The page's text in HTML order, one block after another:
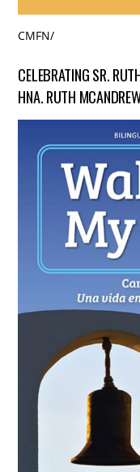
CMFN/
CELEBRATING SR.
HNA. RUTH